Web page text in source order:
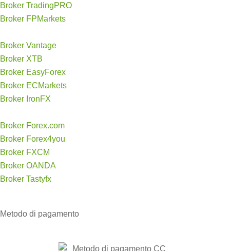
Broker TradingPRO
Broker FPMarkets
Broker Vantage
Broker XTB
Broker EasyForex
Broker ECMarkets
Broker IronFX
Broker Forex.com
Broker Forex4you
Broker FXCM
Broker OANDA
Broker Tastyfx
Metodo di pagamento